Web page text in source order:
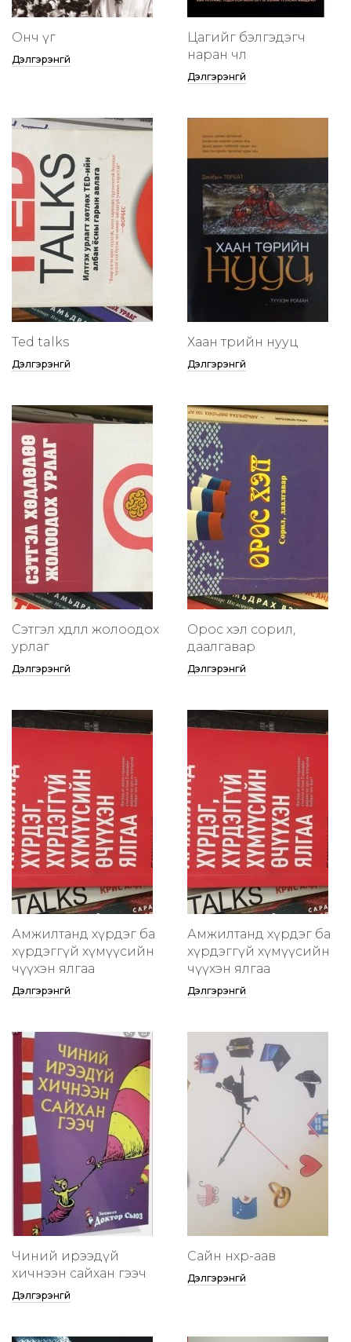
Онч үг
Дэлгэрэнгүй
Цагийг бэлгэдэгч
наран чөлөө
Дэлгэрэнгүй
Ted talks
Дэлгэрэнгүй
Хаан төрийн нууц
Дэлгэрэнгүй
Сэтгэл хөдлөлөө жолоодох
урлаг
Дэлгэрэнгүй
Орос хэл сорил,
даалгавар
Дэлгэрэнгүй
Амжилтанд хүрдэг ба
хүрдэггүй хүмүүсийн
өчүүхэн ялгаа
Дэлгэрэнгүй
Амжилтанд хүрдэг ба
хүрдэггүй хүмүүсийн
өчүүхэн ялгаа
Дэлгэрэнгүй
Чиний ирээдүй
хичнээн сайхан гээч
Дэлгэрэнгүй
Сайн нөхөр-аав
Дэлгэрэнгүй